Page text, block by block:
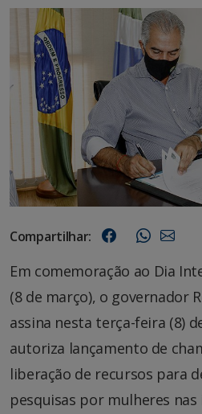
Compartilhar:
Em comemoração ao Dia
(8 de março), o governador
assina nesta terça-feira (8)
autoriza lançamento de
liberação de recursos para
pesquisas por mulheres